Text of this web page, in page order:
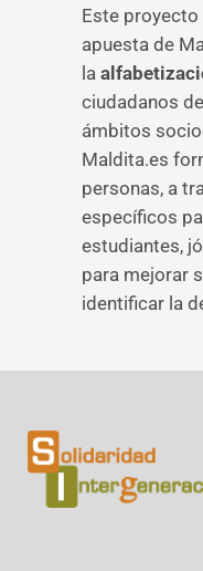
Este proyecto
apuesta de
la
ciudadanos
ámbitos
Maldita.es
personas, a
específicos
estudiantes,
para mejorar
identificar la